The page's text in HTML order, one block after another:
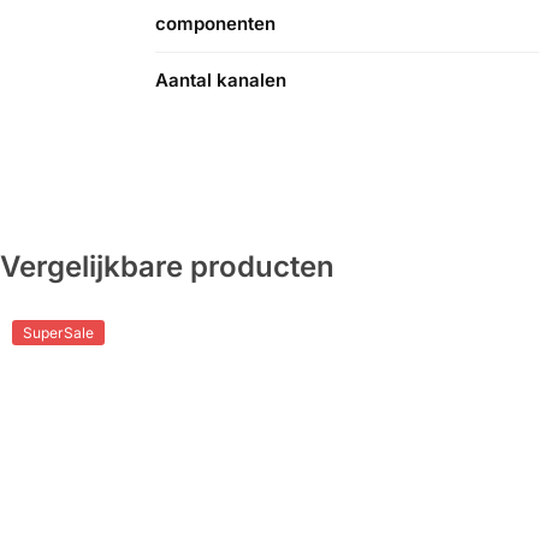
componenten
Aantal kanalen
Vergelijkbare producten
SuperSale